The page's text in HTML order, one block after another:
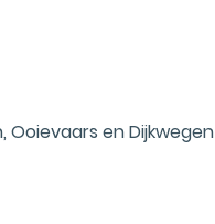
en Dijkwegen